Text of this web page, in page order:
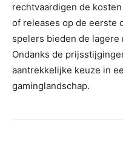
rechtvaardigen de
of releases op de eerste
spelers bieden de
Ondanks de
aantrekkelijke keuze in
gaminglandschap.